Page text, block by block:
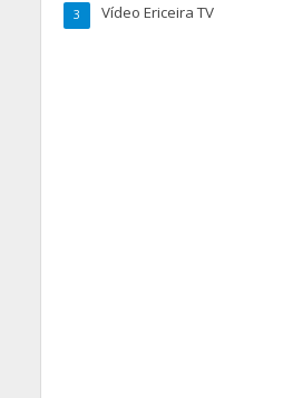
Vídeo Ericeira TV
3